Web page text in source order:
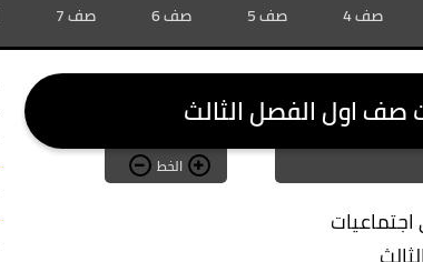
صف 4 صف 5 صف 6 صف 7
صف اول الفصل الثالث
الخط